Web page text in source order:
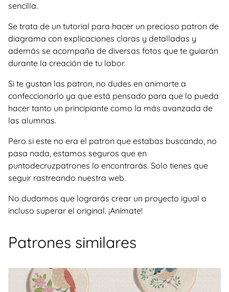
sencilla.
Se trata de un tutorial para hacer un precioso patron de
diagrama con explicaciones claras y detalladas y
además se acompaña de diversas fotos que te guiarán
durante la creación de tu labor.
Si te gustan las patron, no dudes en animarte a
confeccionarlo ya que está pensado para que lo pueda
hacer tanto un principiante como la más avanzada de
las alumnas.
Pero si este no era el patron que estabas buscando, no
pasa nada, estamos seguros que en
puntodecruzpatrones lo encontrarás. Solo tienes que
seguir rastreando nuestra web.
No dudamos que lograrás crear un proyecto igual o
incluso superar el original. ¡Anímate!
Patrones similares